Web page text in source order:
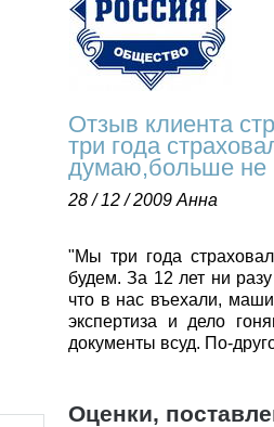
Отзыв клиента
три года
думаю,больше не
28 / 12 / 2009 Анна
"Мы три года
будем. За 12 лет ни
что в нас въехали,
экспертиза и дело
документы всуд. По-
Оценки,